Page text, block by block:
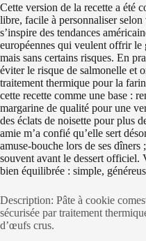
Cette version de la recette a été
libre, facile à personnaliser
s’inspire des tendances
européennes qui veulent offrir le
mais sans certains risques. En
éviter le risque de salmonelle et
traitement thermique pour la
cette recette comme une base :
margarine de qualité pour une
des éclats de noisette pour plus
amie m’a confié qu’elle sert
amuse-bouche lors de ses dîners
souvent avant le dessert officiel.
bien équilibrée : simple,
Description: Pâte à cookie
sécurisée par traitement
d’œufs crus.